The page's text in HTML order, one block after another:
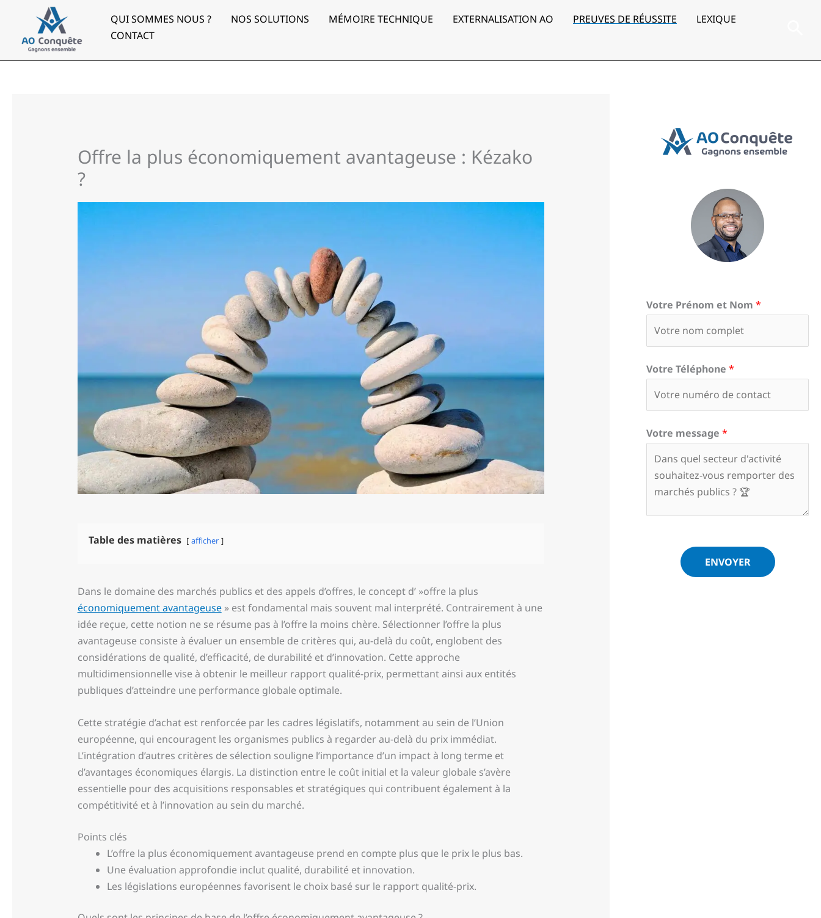
contenu
QUI SOMMES NOUS ? NOS SOLUTIONS MÉMOIRE TECHNIQUE EXTERNALISATION AO PREUVES DE RÉUSSITE
LEXIQUE
CONTACT
Offre la plus économiquement avantageuse : Kézako
?
Table des matières afficher
Dans le domaine des marchés publics et des appels d’offres, le concept d’ »offre la plus
économiquement avantageuse» est fondamental mais souvent mal interprété. Contrairement à une
idée reçue, cette notion ne se résume pas à l’offre la moins chère. Sélectionner l’offre la plus
avantageuse consiste à évaluer un ensemble de critères qui, au-delà du coût, englobent des
considérations de qualité, d’efficacité, de durabilité et d’innovation. Cette approche
multidimensionnelle vise à obtenir le meilleur rapport qualité-prix, permettant ainsi aux entités
publiques d’atteindre une performance globale optimale.
Cette stratégie d’achat est renforcée par les cadres législatifs, notamment au sein de l’Union
européenne, qui encouragent les organismes publics à regarder au-delà du prix immédiat.
L’intégration d’autres critères de sélection souligne l’importance d’un impact à long terme et
d’avantages économiques élargis. La distinction entre le coût initial et la valeur globale s’avère
essentielle pour des acquisitions responsables et stratégiques qui contribuent également à la
compétitivité et à l’innovation au sein du marché.
Points clés
L’offre la plus économiquement avantageuse prend en compte plus que le prix le plus bas.
Une évaluation approfondie inclut qualité, durabilité et innovation.
Les législations européennes favorisent le choix basé sur le rapport qualité-prix.
Votre Prénom et Nom *
Votre Téléphone *
Votre message *
ENVOYER